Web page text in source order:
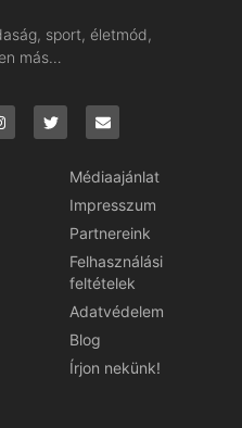
sport, életmód,
más…
Médiaajánlat
Impresszum
Partnereink
Felhasználási
feltételek
Adatvédelem
Blog
Írjon nekünk!